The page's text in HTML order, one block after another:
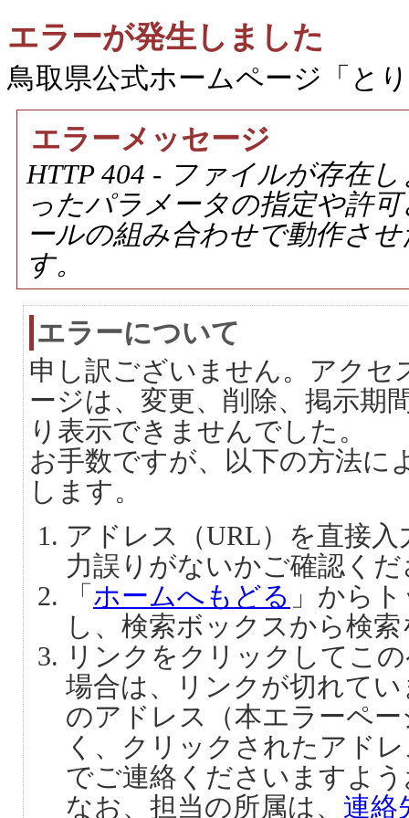
エラーが発生しました
鳥取県公式ホームページ「と
エラーメッセージ
HTTP 404 - ファイルが存在
ったパラメータの指定や許
ールの組み合わせで動作さ
す。
エラーについて
申し訳ございません。アクセ
ージは、変更、削除、掲示期
り表示できませんでした。
お手数ですが、以下の方法に
します。
アドレス（URL）を直接
力誤りがないかご確認く
「 ホームへもどる 」から
し、検索ボックスから検
リンクをクリックしてこ
場合は、リンクが切れて
のアドレス（本エラーペ
く、クリックされたアド
でご連絡くださいますよ
なお、担当の所属は、 連絡